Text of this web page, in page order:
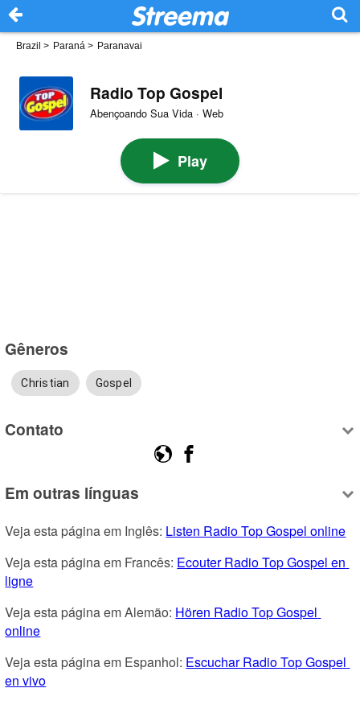
Brazil > Paraná > Paranavai
Radio Top Gospel
Abençoando Sua Vida · Web
Play
Gêneros
Christian Gospel
Contato
Em outras línguas
Veja esta página em Inglês: Listen Radio Top Gospel online
Veja esta página em Francês: Ecouter Radio Top Gospel en
ligne
Veja esta página em Alemão: Hören Radio Top Gospel
online
Veja esta página em Espanhol: Escuchar Radio Top Gospel
en vivo